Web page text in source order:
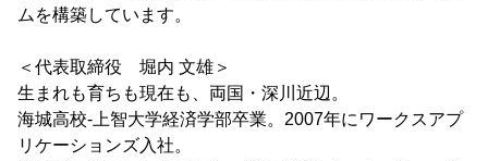
ムを構築しています。
＜代表取締役 堀内 文雄＞
生まれも育ちも現在も、両国・深川近辺。
海城高校-上智大学経済学部卒業。2007年にワークスアプ
リケーションズ入社。